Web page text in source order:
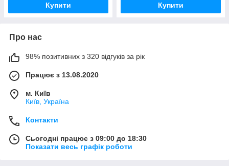
Купити Купити
Про нас
98% позитивних з 320 відгуків за рік
Працює з 13.08.2020
м. Київ
Київ, Україна
Контакти
Сьогодні працює з 09:00 до 18:30
Показати весь графік роботи